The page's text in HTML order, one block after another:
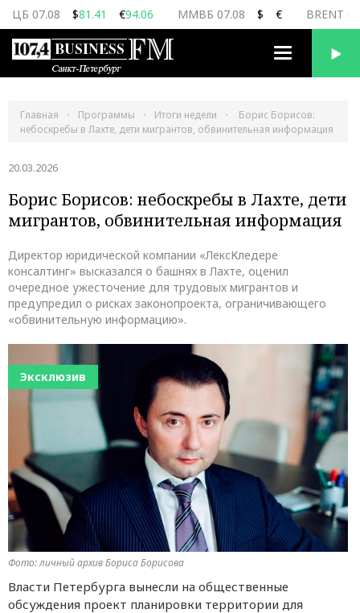
ЦБ 07.08 $81.41 €94.06 ММВБ 07.08 $ € BRENT
Переключить
Главная Программы Итоги недели
Борис Борисов:
небоскребы в Лахте, дети мигрантов, обвинительная информация
20.03.2026
Борис Борисов: небоскребы в Лахте, дети
мигрантов, обвинительная информация
Директор юридической компании «ЛексКледере
консалтинг» высказался о башнях в Лахте, оценил
очередное ужесточение для трудовых мигрантов и
предупредил о рисках законопроекта, ограничивающего
«обвинительную информацию».
Эксклюзив
Фото: личный архив Бориса Борисова
Власти Петербурга вынесли на общественные
обсуждения проект планировки территории для